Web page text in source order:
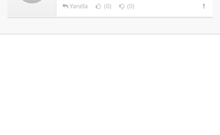
Yanıtla (0) (0)